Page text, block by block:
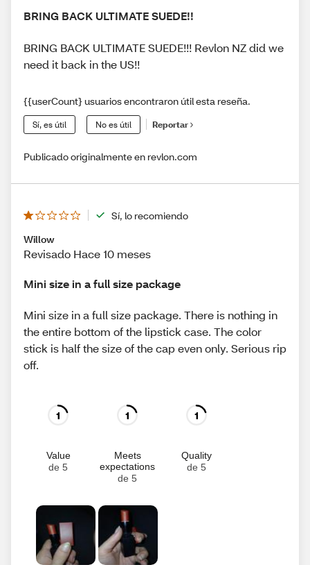
BRING BACK ULTIMATE SUEDE!!
BRING BACK ULTIMATE SUEDE!!! Revlon NZ did we
need it back in the US!!
{{userCount} usuarios encontraron útil esta reseña.
Sí, es útil No es útil Reportar
Publicado originalmente en revlon.com
Sí, lo recomiendo
Willow
Revisado Hace 10 meses
Mini size in a full size package
Mini size in a full size package. There is nothing in
the entire bottom of the lipstick case. The color
stick is half the size of the cap even only. Serious rip
off.
1
Value
de 5
1
Meets
expectations
de 5
1
Quality
de 5